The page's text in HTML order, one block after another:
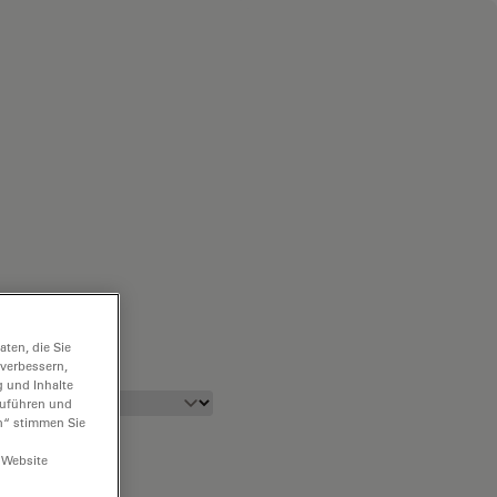
die Sie
und Inhalte
und
stimmen Sie